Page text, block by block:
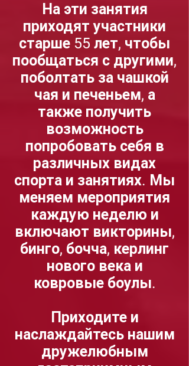
На эти занятия
приходят участники
старше 55 лет, чтобы
пообщаться с другими,
поболтать за чашкой
чая и печеньем, а
также получить
возможность
попробовать себя в
различных видах
спорта и занятиях. Мы
меняем мероприятия
каждую неделю и
включают викторины,
бинго, бочча, керлинг
нового века и
ковровые боулы.
Приходите и
наслаждайтесь нашим
дружелюбным